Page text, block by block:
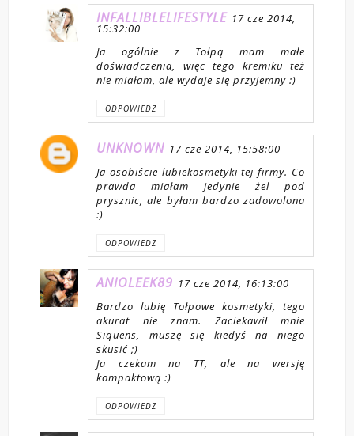
INFALLIBLELIFESTYLE 17 cze 2014,
15:32:00
Ja ogólnie z Tołpą mam małe
doświadczenia, więc tego kremiku też
nie miałam, ale wydaje się przyjemny :)
ODPOWIEDZ
UNKNOWN 17 cze 2014, 15:58:00
Ja osobiście lubiekosmetyki tej firmy. Co
prawda miałam jedynie żel pod
prysznic, ale byłam bardzo zadowolona
:)
ODPOWIEDZ
ANIOLEEK89 17 cze 2014, 16:13:00
Bardzo lubię Tołpowe kosmetyki, tego
akurat nie znam. Zaciekawił mnie
Siquens, muszę się kiedyś na niego
skusić ;)
Ja czekam na TT, ale na wersję
kompaktową :)
ODPOWIEDZ